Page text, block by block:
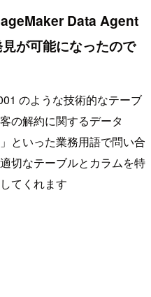
Data Agent
が可能になったので
のような技術的なテーブ
の解約に関するデータ
といった業務用語で問い合
切なテーブルとカラムを特
てくれます